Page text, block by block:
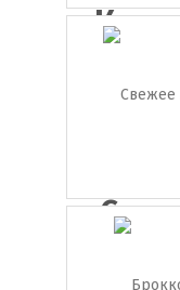
сыра
мясо